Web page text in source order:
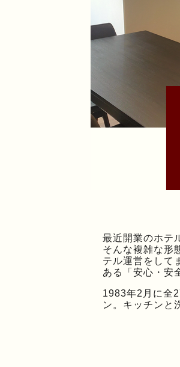
最近開業のホテ
そんな複雑な形
テル運営をして
ある「安心・安
1983年2月に全
ン。キッチンと